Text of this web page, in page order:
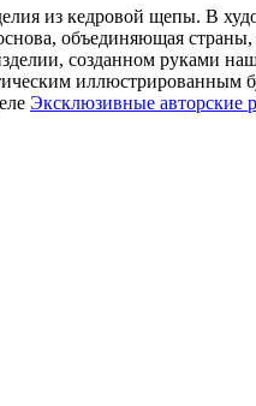
из кедровой щепы. В
объединяющая
созданном руками
иллюстрированным
Эксклюзивные авторские